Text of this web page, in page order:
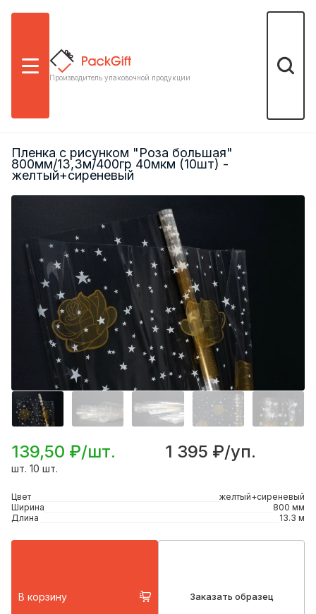
Меню
Производитель упаковочной продукции
Поиск
Пленка с рисунком "Роза большая"
800мм/13,3м/400гр 40мкм (10шт) -
желтый+сиреневый
139,50 ₽/шт. 1 395 ₽/уп.
шт. 10 шт.
Цвет
желтый+сиреневый
Ширина
800 мм
Длина
13.3 м
В корзину Заказать образец